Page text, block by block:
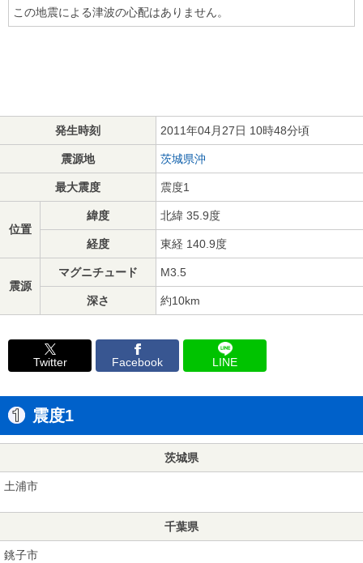
この地震による津波の心配はありません。
発生時刻 2011年04月27日 10時48分頃
震源地 茨城県沖
最大震度 震度1
位置
緯度 北緯 35.9度
経度 東経 140.9度
震源
マグニチュード M3.5
深さ 約10km
Twitter Facebook LINE
震度1
茨城県
土浦市
千葉県
銚子市